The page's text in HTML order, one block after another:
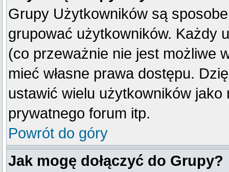
Grupy Użytkowników są
grupować użytkowników. Każdy
(co przeważnie nie jest możliwe
mieć własne prawa dostępu.
ustawić wielu użytkowników
prywatnego forum itp.
Powrót do góry
Jak mogę dołączyć do Grupy?